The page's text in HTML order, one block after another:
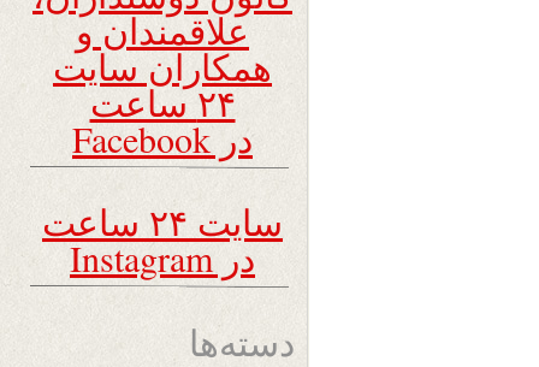
علاقمندان و
همکاران سایت
۲۴ ساعت
در Facebook
سایت ۲۴ ساعت
در Instagram
دسته‌ها